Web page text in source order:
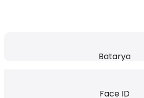
Batarya
Face ID